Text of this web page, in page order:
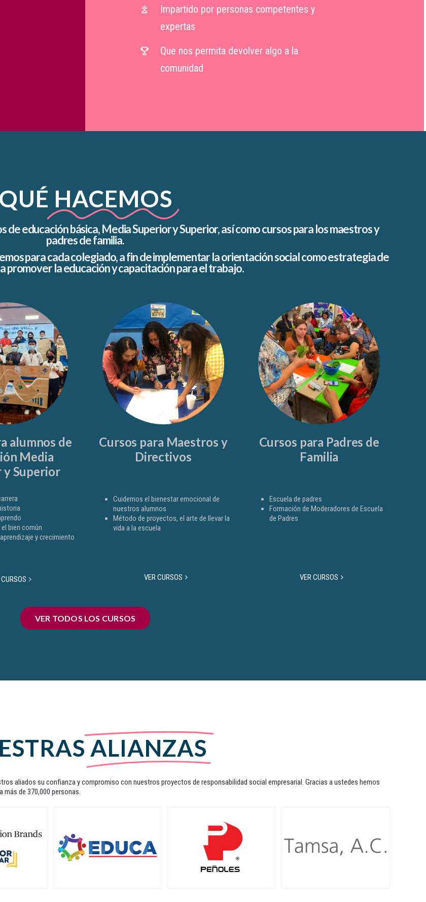
Impartido por personas competentes y
expertas
Que nos permita devolver algo a la
comunidad
QUÉ HACEMOS
educación básica, Media Superior y Superior, así como cursos para los maestros y
padres de familia.
para cada colegiado, a fin de implementar la orientación social como estrategia de
promover la educación y capacitación para el trabajo.
alumnos de
Media
y Superior
bien común
y crecimiento
Cursos para Maestros y
Directivos
Cuidemos el bienestar emocional de
nuestros alumnos
Método de proyectos, el arte de llevar la
vida a la escuela
VER CURSOS
Cursos para Padres de
Familia
Escuela de padres
Formación de Moderadores de Escuela
de Padres
VER CURSOS
VER TODOS LOS CURSOS
ALIANZAS
aliados su confianza y compromiso con nuestros proyectos de responsabilidad social empresarial. Gracias a ustedes hemos
más de 370,000 personas.